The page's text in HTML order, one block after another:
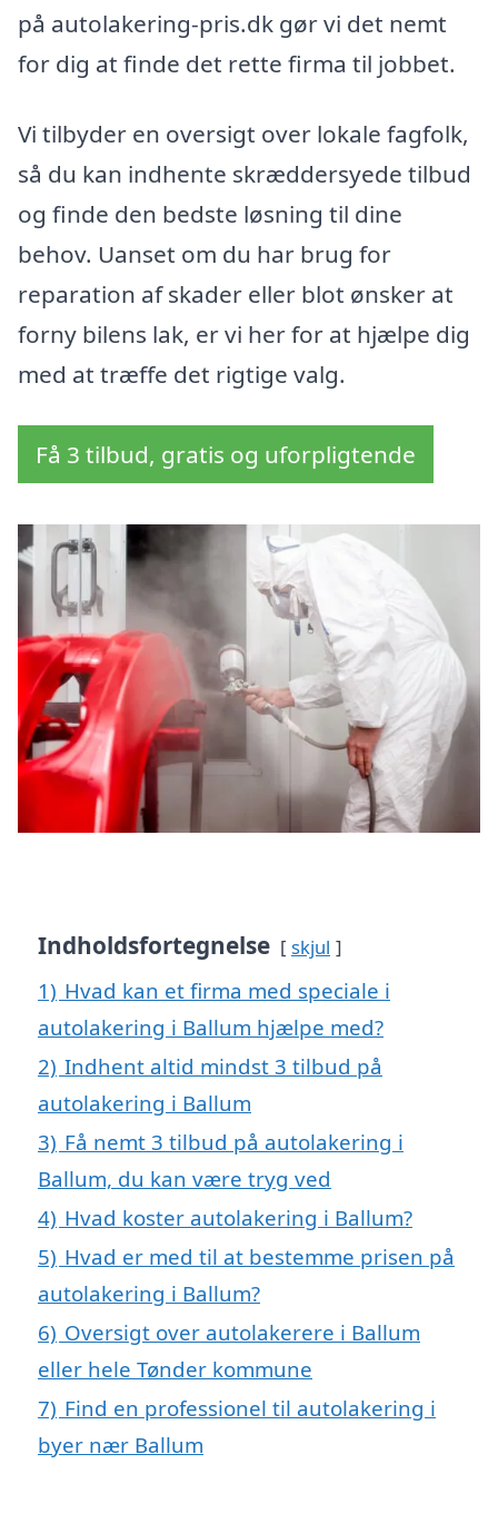
på autolakering-pris.dk gør vi det nemt
for dig at finde det rette firma til jobbet.
Vi tilbyder en oversigt over lokale fagfolk,
så du kan indhente skræddersyede tilbud
og finde den bedste løsning til dine
behov. Uanset om du har brug for
reparation af skader eller blot ønsker at
forny bilens lak, er vi her for at hjælpe dig
med at træffe det rigtige valg.
Få 3 tilbud, gratis og uforpligtende
Indholdsfortegnelse skjul
1) Hvad kan et firma med speciale i
autolakering i Ballum hjælpe med?
2) Indhent altid mindst 3 tilbud på
autolakering i Ballum
3) Få nemt 3 tilbud på autolakering i
Ballum, du kan være tryg ved
4) Hvad koster autolakering i Ballum?
5) Hvad er med til at bestemme prisen på
autolakering i Ballum?
6) Oversigt over autolakerere i Ballum
eller hele Tønder kommune
7) Find en professionel til autolakering i
byer nær Ballum